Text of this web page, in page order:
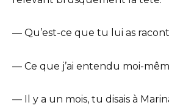
— Qu’est-ce que tu lui as
— Ce que j’ai entendu moi-
— Il y a un mois, tu disais à